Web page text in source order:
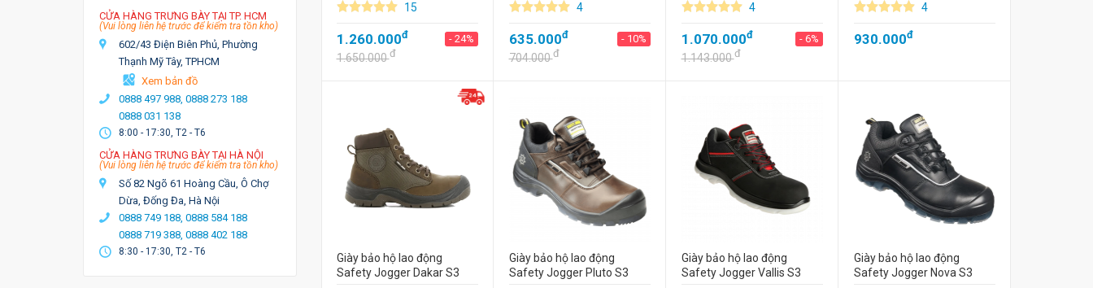
CỬA HÀNG TRƯNG BÀY TẠI TP. HCM
(Vui lòng liên hệ trước để kiểm tra tồn kho)
602/43 Điện Biên Phủ, Phường
Thạnh Mỹ Tây, TPHCM
Xem bản đồ
0888 497 988, 0888 273 188
0888 031 138
8:00 - 17:30, T2 - T6
CỬA HÀNG TRƯNG BÀY TẠI HÀ NỘI
(Vui lòng liên hệ trước để kiểm tra tồn kho)
Số 82 Ngõ 61 Hoàng Cầu, Ô Chợ
Dừa, Đống Đa, Hà Nội
0888 749 188, 0888 584 188
0888 719 388, 0888 402 188
8:30 - 17:30, T2 - T6
15
1.260.000đ - 24%
1.650.000đ
4
635.000đ - 10%
704.000đ
4
1.070.000đ - 6%
1.143.000đ
4
930.000đ
Giày bảo hộ lao động
Safety Jogger Dakar S3
Giày bảo hộ lao động
Safety Jogger Pluto S3
Giày bảo hộ lao động
Safety Jogger Vallis S3
Giày bảo hộ lao động
Safety Jogger Nova S3